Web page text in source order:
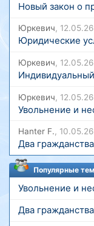
Новый закон о
Юркевич,
Юридические
Юркевич,
Юркевич,
Увольнение и
Hanter F.,
Два
Популярные
Увольнение и
Два